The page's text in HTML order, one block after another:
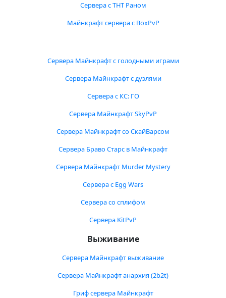
Сервера с ТНТ Раном
Майнкрафт сервера с BoxPvP
Сервера Майнкрафт с голодными играми
Сервера Майнкрафт с дуэлями
Сервера с КС: ГО
Сервера Майнкрафт SkyPvP
Сервера Майнкрафт со СкайВарсом
Сервера Браво Старс в Майнкрафт
Сервера Майнкрафт Murder Mystery
Сервера с Egg Wars
Сервера со сплифом
Сервера KitPvP
Выживание
Сервера Майнкрафт выживание
Сервера Майнкрафт анархия (2b2t)
Гриф сервера Майнкрафт